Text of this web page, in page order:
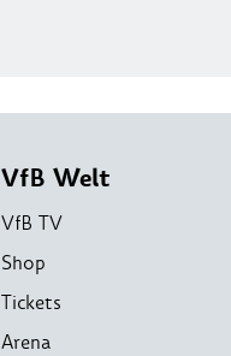
VfB Welt
VfB TV
Shop
Tickets
Arena